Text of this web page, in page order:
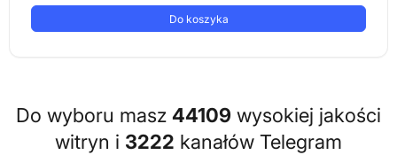
Do koszyka
Do wyboru masz 44109 wysokiej jakości
witryn i 3222 kanałów Telegram